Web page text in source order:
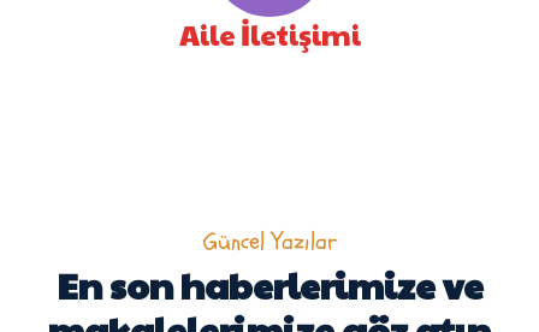
Aile İletişimi
Güncel Yazılar
En son haberlerimize ve